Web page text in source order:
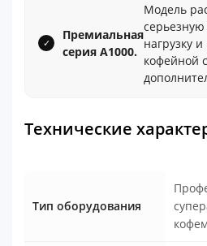
Премиальная
серия A1000.
Модель
нагрузку
кофейной
Технические
Тип оборудования